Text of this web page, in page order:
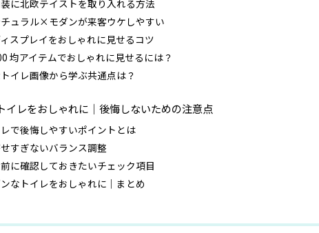
に北欧テイストを取り入れる方法
チュラル×モダンが来客ウケしやすい
スプレイをおしゃれに見せるコツ
均アイテムでおしゃれに見せるには？
イレ画像から学ぶ共通点は？
イレをおしゃれに｜後悔しないための注意点
で後悔しやすいポイントとは
すぎないバランス調整
に確認しておきたいチェック項目
なトイレをおしゃれに｜まとめ